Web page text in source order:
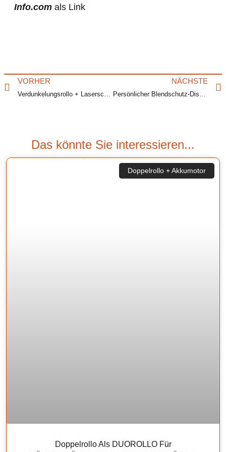
Info.com als Link
VORHER
Verdunkelungsrollo + Laserschutzrollos mit Laserschutzstoff Klasse 1-4 Labor-Türe mit Türausschnitt ab 100 mm
NÄCHSTE
Persönlicher Blendschutz-Display hinter dem Bildschirm als Displayblendschutz für den Arbeitslplatz im Büro am PC
Das könnte Sie interessieren...
Doppelrollo + Akkumotor
Doppelrollo Als DUOROLLO Für